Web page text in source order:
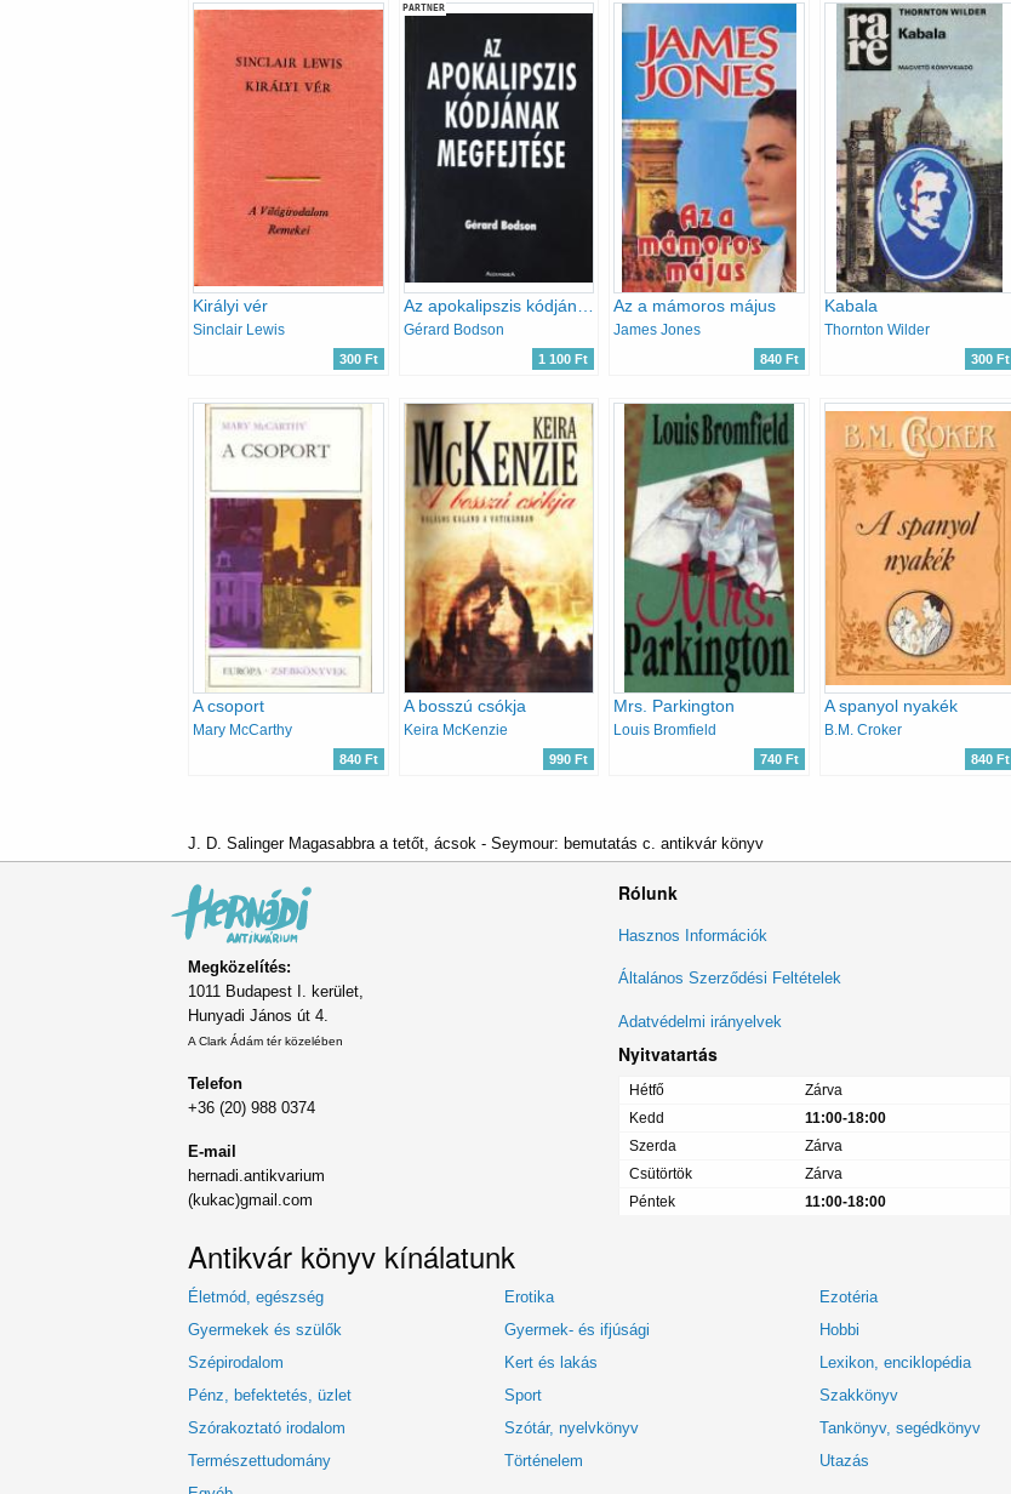
Királyi vér
Sinclair Lewis
300 Ft
PARTNER
Az apokalipszis kódjának megfejtése
Gérard Bodson
1 100 Ft
Az a mámoros május
James Jones
840 Ft
Kabala
Thornton Wilder
300 Ft
A csoport
Mary McCarthy
840 Ft
A bosszú csókja
Keira McKenzie
990 Ft
Mrs. Parkington
Louis Bromfield
740 Ft
A spanyol nyakék
B.M. Croker
840 Ft
J. D. Salinger Magasabbra a tetőt, ácsok - Seymour: bemutatás c. antikvár könyv
Megközelítés:
1011 Budapest I. kerület,
Hunyadi János út 4.
A Clark Ádám tér közelében
Telefon
+36 (20) 988 0374
E-mail
hernadi.antikvarium
(kukac)gmail.com
Rólunk
Lábléc
menü
Hasznos Információk
Általános Szerződési Feltételek
Adatvédelmi irányelvek
Nyitvatartás
Hétfő
Zárva
Kedd
11:00-18:00
Szerda
Zárva
Csütörtök
Zárva
Péntek
11:00-18:00
Antikvár könyv kínálatunk
Életmód, egészség Erotika Ezotéria
Gyermekek és szülők
Gyermek- és ifjúsági Hobbi
Szépirodalom
Kert és lakás Lexikon, enciklopédia
Pénz, befektetés, üzlet
Sport Szakkönyv
Szórakoztató irodalom
Szótár, nyelvkönyv Tankönyv, segédkönyv
Természettudomány
Történelem Utazás